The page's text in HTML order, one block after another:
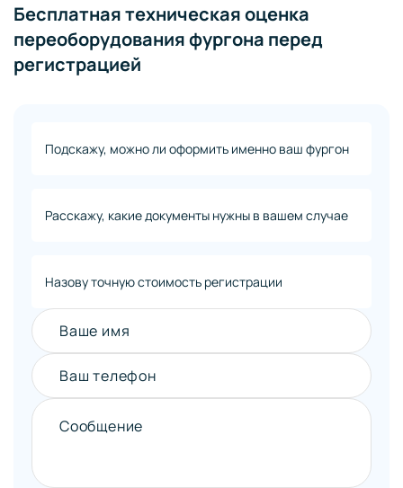
Бесплатная техническая оценка
переоборудования фургона перед
регистрацией
Подскажу, можно ли оформить именно ваш фургон
Расскажу, какие документы нужны в вашем случае
Назову точную стоимость регистрации
Ваше имя
Ваш телефон
Сообщение